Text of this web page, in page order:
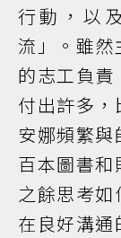
行動，以
流」。雖
的志工負
付出許多
安娜頻繁
百本圖書
之餘思考如
在良好溝